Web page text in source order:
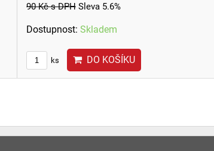
90 Kčs DPH Sleva 5.6%
Dostupnost: Skladem
ks DO KOŠÍKU